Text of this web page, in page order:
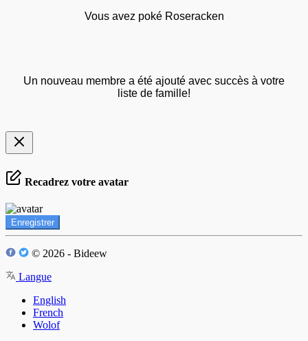
Vous avez poké Roseracken
Un nouveau membre a été ajouté avec succès à votre
liste de famille!
Recadrez votre avatar
Enregistrer
© 2026 - Bideew
Langue
English
French
Wolof